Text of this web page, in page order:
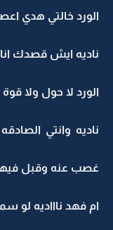
الورد خالتي هدي
ناديه ايش قصدك
الورد لا حول ولا
ناديه وانتي
غصب عنه وقبل
ام فهد ناااديه